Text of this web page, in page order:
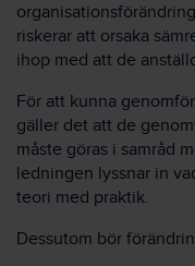
riskerar att orsaka
ihop med att de
För att kunna
gäller det att de
måste göras i samråd
ledningen lyssnar in
teori med praktik.
Dessutom bör